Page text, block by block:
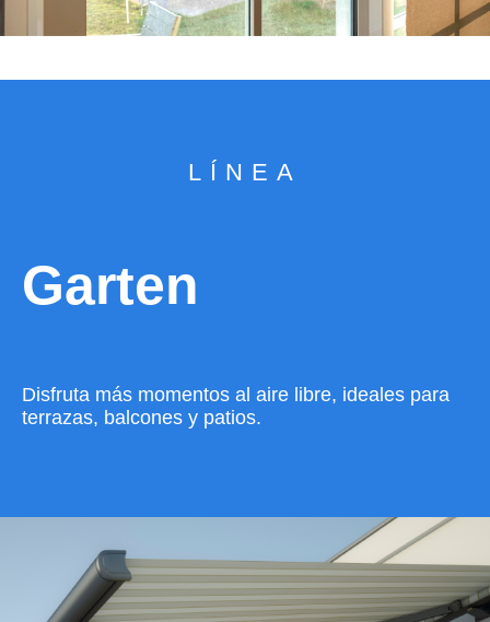
LÍNEA
Garten
Disfruta más momentos al aire libre, ideales para
terrazas, balcones y patios.